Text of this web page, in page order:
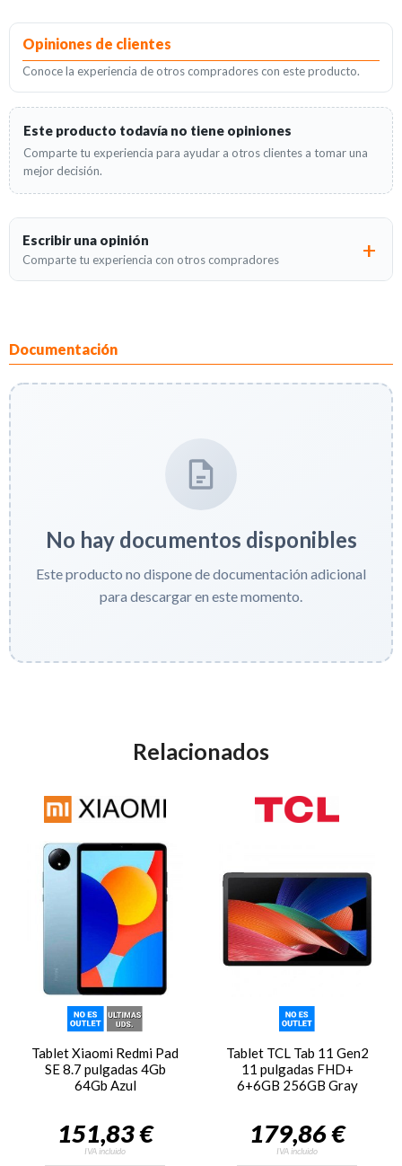
Opiniones de clientes
Conoce la experiencia de otros compradores con este producto.
Este producto todavía no tiene opiniones
Comparte tu experiencia para ayudar a otros clientes a tomar una
mejor decisión.
Escribir una opinión
Comparte tu experiencia con otros compradores
Documentación
No hay documentos disponibles
Este producto no dispone de documentación adicional
para descargar en este momento.
Relacionados
Tablet Xiaomi Redmi Pad
SE 8.7 pulgadas 4Gb
64Gb Azul
151,83 €
IVA incluido
Tablet TCL Tab 11 Gen2
11 pulgadas FHD+
6+6GB 256GB Gray
179,86 €
IVA incluido